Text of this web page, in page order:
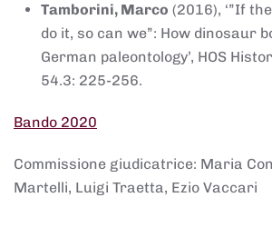
Tamborini, Marco (2016), ‘”If
do it, so can we”: How dinosaur
German paleontology’, HOS
54.3: 225-256.
Bando 2020
Commissione giudicatrice: Maria
Martelli, Luigi Traetta, Ezio Vaccari